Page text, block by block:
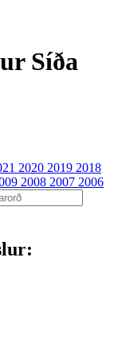
Síða
2020 2019 2018
2008 2007 2006